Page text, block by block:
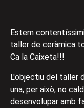
Estem
taller de ceràmica
Ca la Caixeta!!!
L'objectiu del taller
una, per això, no
desenvolupar amb